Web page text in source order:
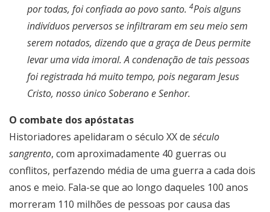
por todas, foi confiada ao povo santo. 4Pois alguns
indivíduos perversos se infiltraram em seu meio sem
serem notados, dizendo que a graça de Deus permite
levar uma vida imoral. A condenação de tais pessoas
foi registrada há muito tempo, pois negaram Jesus
Cristo, nosso único Soberano e Senhor.
O combate dos apóstatas
Historiadores apelidaram o século XX de século
sangrento, com aproximadamente 40 guerras ou
conflitos, perfazendo média de uma guerra a cada dois
anos e meio. Fala-se que ao longo daqueles 100 anos
morreram 110 milhões de pessoas por causa das